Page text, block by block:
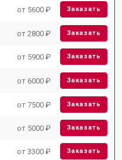
от 5600 ₽ Заказать
от 2800 ₽ Заказать
от 5900 ₽ Заказать
от 6000 ₽ Заказать
от 7500 ₽ Заказать
от 5000 ₽ Заказать
от 3300 ₽ Заказать